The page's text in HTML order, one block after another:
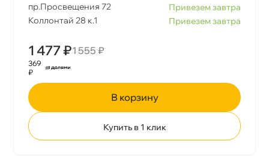
пр.Просвещения 72
Привезем завтра
Коллонтай 28 к.1
Привезем завтра
1 477 ₽1 555 ₽
369
₽
корзину
Купить в 1 клик